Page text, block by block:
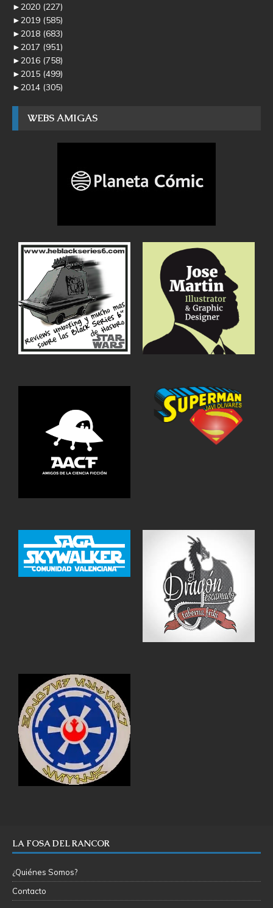
►2020 (227)
►2019 (585)
►2018 (683)
►2017 (951)
►2016 (758)
►2015 (499)
►2014 (305)
WEBS AMIGAS
LA FOSA DEL RANCOR
¿Quiénes Somos?
Contacto